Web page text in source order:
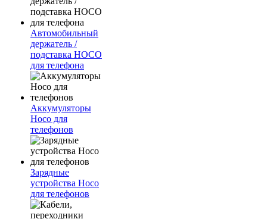
Автомобильный
держатель /
подставка HOCO
для телефона
Аккумуляторы
Hoco для
телефонов
Зарядные
устройства Hoco
для телефонов